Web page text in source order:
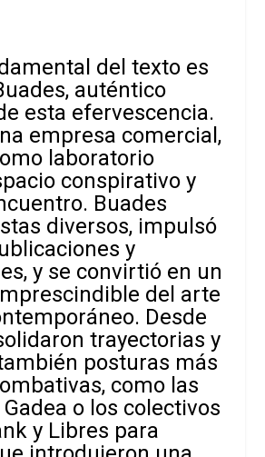
del texto es
auténtico
esta efervescencia.
empresa comercial,
laboratorio
conspirativo y
Buades
diversos, impulsó
y
y se convirtió en un
del arte
Desde
trayectorias y
posturas más
como las
o los colectivos
y Libres para